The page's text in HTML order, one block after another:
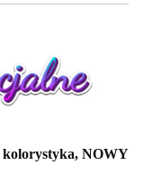
kolorystyka, NOWY